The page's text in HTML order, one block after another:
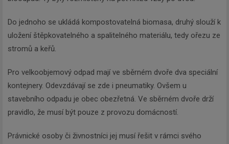
Do jednoho se ukládá kompostovatelná biomasa, druhý slouží k
uložení štěpkovatelného a spalitelného materiálu, tedy ořezu ze
stromů a keřů.
Pro velkoobjemový odpad mají ve sběrném dvoře dva speciální
kontejnery. Odevzdávají se zde i pneumatiky. Ovšem u
stavebního odpadu je obec obezřetná. Ve sběrném dvoře drží
pravidlo, že musí být pouze z provozu domácností.
Právnické osoby či živnostníci jej musí řešit v rámci svého